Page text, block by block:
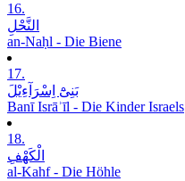
16.
النَّحْلِ
an-Naḥl - Die Biene
17.
بَنِیْٓ اِسْرَآءِیْلَ
Banī Isrāʾīl - Die Kinder Israels
18.
الْکَھْفِ
al-Kahf - Die Höhle